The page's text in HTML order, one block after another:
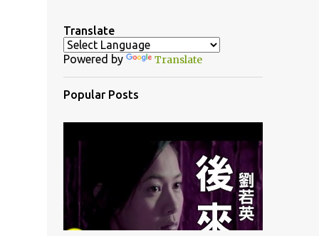
Translate
Powered by Translate
Popular Posts